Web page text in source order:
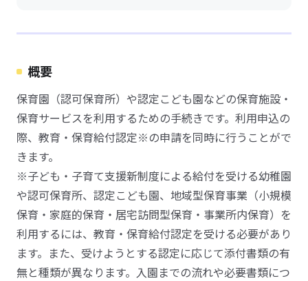
概要
保育園（認可保育所）や認定こども園などの保育施設・
保育サービスを利用するための手続きです。利用申込の
際、教育・保育給付認定※の申請を同時に行うことがで
きます。
※子ども・子育て支援新制度による給付を受ける幼稚園
や認可保育所、認定こども園、地域型保育事業（小規模
保育・家庭的保育・居宅訪問型保育・事業所内保育）を
利用するには、教育・保育給付認定を受ける必要があり
ます。また、受けようとする認定に応じて添付書類の有
無と種類が異なります。入園までの流れや必要書類につ